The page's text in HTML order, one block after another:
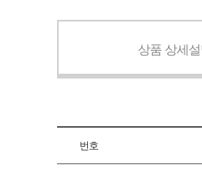
상품 상세
번호